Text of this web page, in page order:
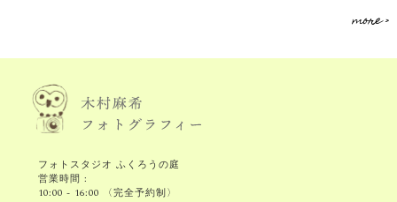
more >
フォトスタジオ ふくろうの庭
営業時間 :
10:00 - 16:00 〈完全予約制〉